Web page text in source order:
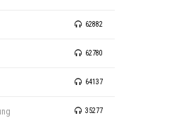
62882
62780
64137
35277